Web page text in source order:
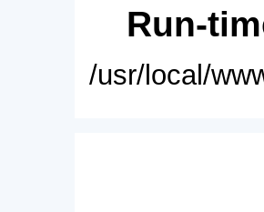
Run-
/usr/local/